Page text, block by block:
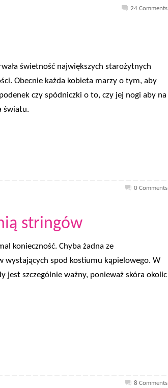
24 Comments
świetność największych starożytnych
Obecnie każda kobieta marzy o tym, aby
czy spódniczki o to, czy jej nogi aby na
światu.
0 Comments
stringów
konieczność. Chyba żadna ze
wystających spod kostiumu kąpielowego. W
jest szczególnie ważny, ponieważ skóra okolic
8 Comments